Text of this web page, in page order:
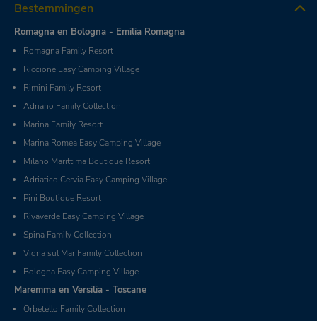
Bestemmingen
Romagna en Bologna - Emilia Romagna
Romagna Family Resort
Riccione Easy Camping Village
Rimini Family Resort
Adriano Family Collection
Marina Family Resort
Marina Romea Easy Camping Village
Milano Marittima Boutique Resort
Adriatico Cervia Easy Camping Village
Pini Boutique Resort
Rivaverde Easy Camping Village
Spina Family Collection
Vigna sul Mar Family Collection
Bologna Easy Camping Village
Maremma en Versilia - Toscane
Orbetello Family Collection